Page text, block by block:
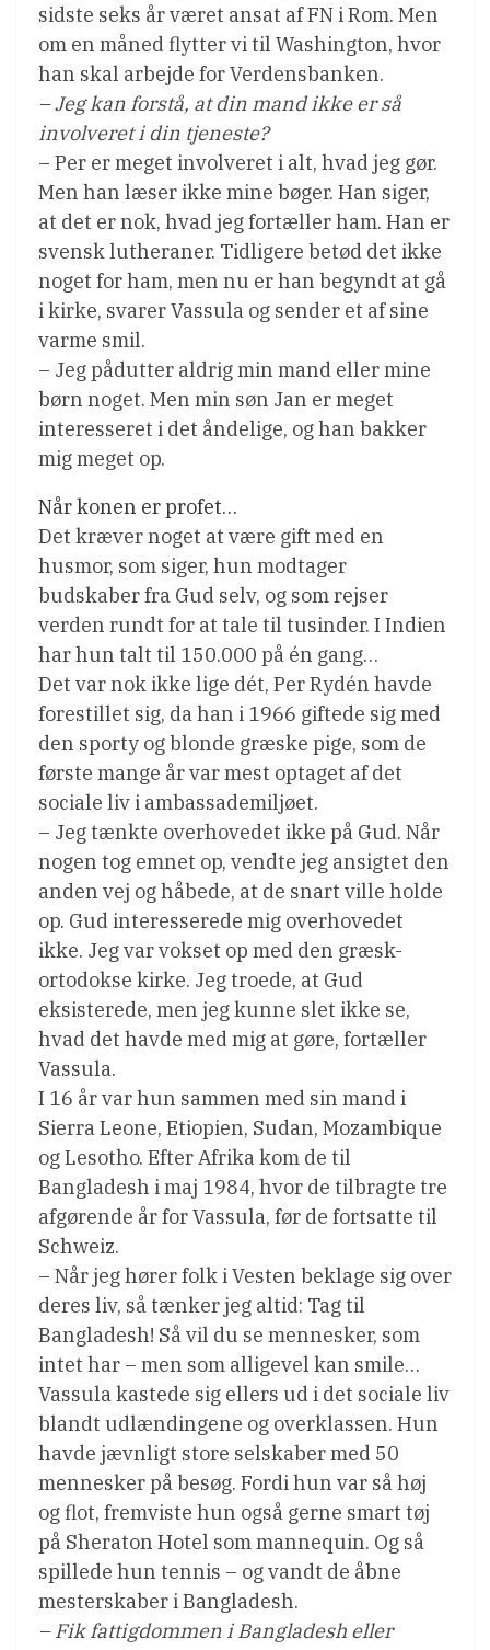
sidste seks år været ansat af FN i Rom. Men
om en måned flytter vi til Washington, hvor
han skal arbejde for Verdensbanken.
– Jeg kan forstå, at din mand ikke er så
involveret i din tjeneste?
– Per er meget involveret i alt, hvad jeg gør.
Men han læser ikke mine bøger. Han siger,
at det er nok, hvad jeg fortæller ham. Han er
svensk lutheraner. Tidligere betød det ikke
noget for ham, men nu er han begyndt at gå
i kirke, svarer Vassula og sender et af sine
varme smil.
– Jeg pådutter aldrig min mand eller mine
børn noget. Men min søn Jan er meget
interesseret i det åndelige, og han bakker
mig meget op.
Når konen er profet…
Det kræver noget at være gift med en
husmor, som siger, hun modtager
budskaber fra Gud selv, og som rejser
verden rundt for at tale til tusinder. I Indien
har hun talt til 150.000 på én gang…
Det var nok ikke lige dét, Per Rydén havde
forestillet sig, da han i 1966 giftede sig med
den sporty og blonde græske pige, som de
første mange år var mest optaget af det
sociale liv i ambassademiljøet.
– Jeg tænkte overhovedet ikke på Gud. Når
nogen tog emnet op, vendte jeg ansigtet den
anden vej og håbede, at de snart ville holde
op. Gud interesserede mig overhovedet
ikke. Jeg var vokset op med den græsk-
ortodokse kirke. Jeg troede, at Gud
eksisterede, men jeg kunne slet ikke se,
hvad det havde med mig at gøre, fortæller
Vassula.
I 16 år var hun sammen med sin mand i
Sierra Leone, Etiopien, Sudan, Mozambique
og Lesotho. Efter Afrika kom de til
Bangladesh i maj 1984, hvor de tilbragte tre
afgørende år for Vassula, før de fortsatte til
Schweiz.
– Når jeg hører folk i Vesten beklage sig over
deres liv, så tænker jeg altid: Tag til
Bangladesh! Så vil du se mennesker, som
intet har – men som alligevel kan smile…
Vassula kastede sig ellers ud i det sociale liv
blandt udlændingene og overklassen. Hun
havde jævnligt store selskaber med 50
mennesker på besøg. Fordi hun var så høj
og flot, fremviste hun også gerne smart tøj
på Sheraton Hotel som mannequin. Og så
spillede hun tennis – og vandt de åbne
mesterskaber i Bangladesh.
– Fik fattigdommen i Bangladesh eller